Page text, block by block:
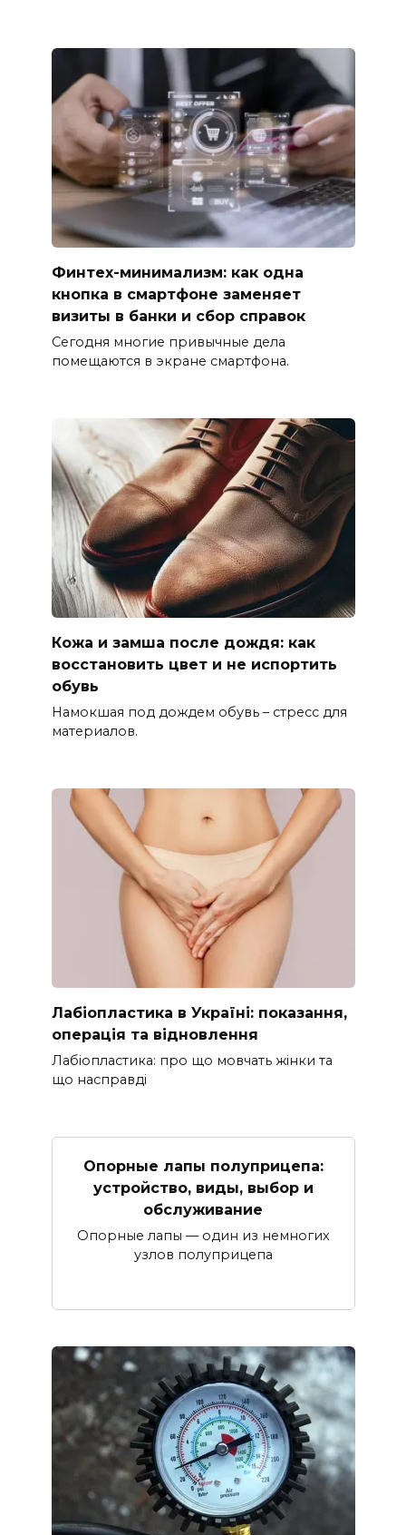
Финтех-минимализм: как одна
кнопка в смартфоне заменяет
визиты в банки и сбор справок
Сегодня многие привычные дела
помещаются в экране смартфона.
Кожа и замша после дождя: как
восстановить цвет и не испортить
обувь
Намокшая под дождем обувь – стресс для
материалов.
Лабіопластика в Україні: показання,
операція та відновлення
Лабіопластика: про що мовчать жінки та
що насправді
Опорные лапы полуприцепа:
устройство, виды, выбор и
обслуживание
Опорные лапы — один из немногих
узлов полуприцепа